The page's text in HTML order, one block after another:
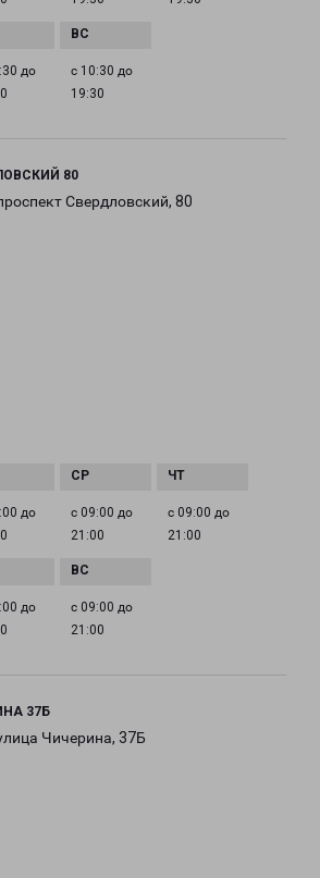
до
с 10:30 до
19:30
80
Свердловский, 80
до
с 09:00 до
21:00
с 09:00 до
21:00
до
с 09:00 до
21:00
37Б
Чичерина, 37Б